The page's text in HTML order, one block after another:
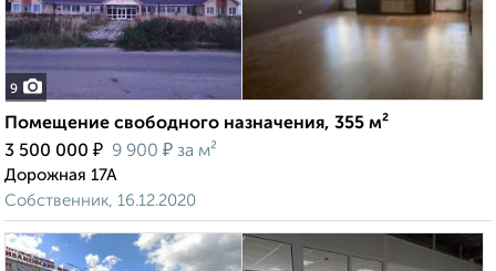
9
Помещение свободного назначения, 355 м²
3 500 000 ₽ 9 900 ₽ за м²
Дорожная 17А
Собственник, 16.12.2020